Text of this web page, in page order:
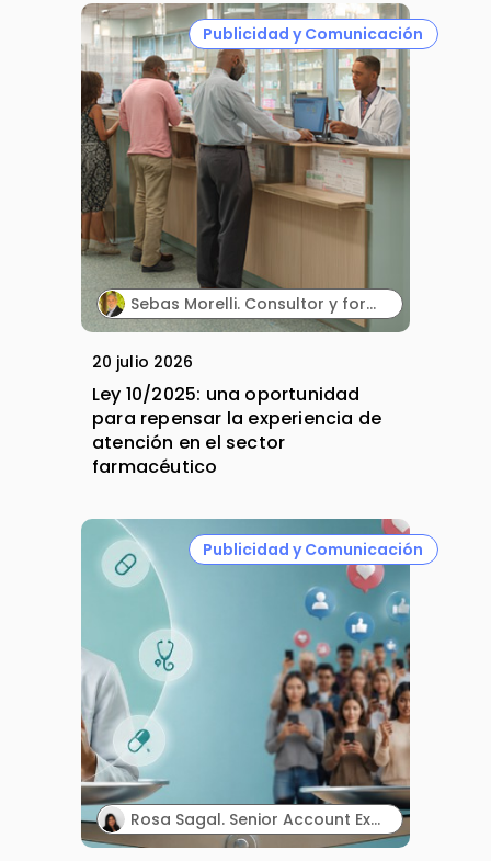
Publicidad y Comunicación
Sebas Morelli. Consultor y formador en comunicación, atención al cliente, liderazgo y ventas.
20 julio 2026
Ley 10/2025: una oportunidad
para repensar la experiencia de
atención en el sector
farmacéutico
Publicidad y Comunicación
Rosa Sagal. Senior Account Executive. Territory Influence.